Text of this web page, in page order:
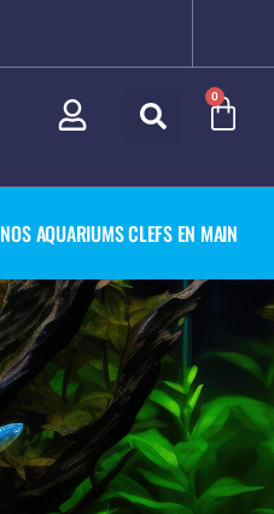
0
NOS AQUARIUMS CLEFS EN MAIN